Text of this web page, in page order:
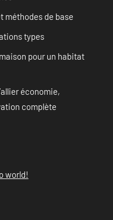
méthodes de base
types
pour un habitat
économie,
complète
world!